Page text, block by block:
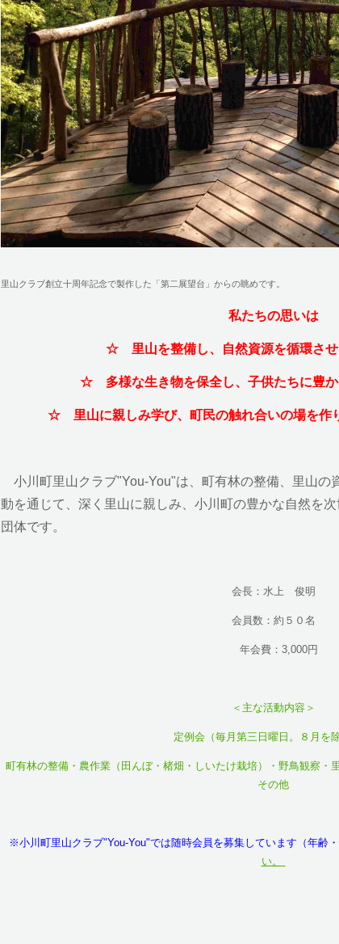
里山クラブ創立十周年記念で製作した「第二展望台」からの眺めです。
私たちの思いは
☆ 里山を整備し、自然資源を循環させ
☆ 多様な生き物を保全し、子供たちに豊か
☆ 里山に親しみ学び、町民の触れ合いの場を作
小川町里山クラブ"You-You"は、町有林の整備、里山の
動を通じて、深く里山に親しみ、小川町の豊かな自然を
団体です。
会長：水上 俊明
会員数：約５０名
年会費：3,000円
＜主な活動内容＞
定例会（毎月第三日曜日。８月を除
町有林の整備・農作業（田んぼ・楮畑・しいたけ栽培）・野鳥観察・
その他
※小川町里山クラブ"You-You"では随時会員を募集しています（年齢・
い。